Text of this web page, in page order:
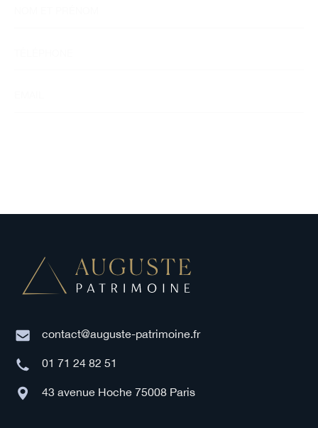
contact@auguste-patrimoine.fr
01 71 24 82 51
43 avenue Hoche 75008 Paris